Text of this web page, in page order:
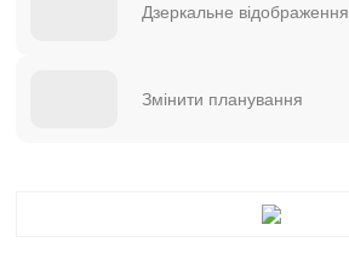
Дзеркальне відображення
Змінити планування